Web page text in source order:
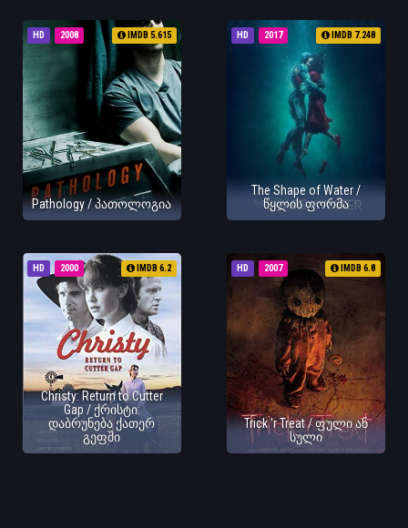
HD 2008 IMDB 5.615
Pathology / პათოლოგია
HD 2017 IMDB 7.248
The Shape of Water /
წყლის ფორმა
HD 2000 IMDB 6.2
Christy: Return to Cutter
Gap / ქრისტი:
დაბრუნება ქათერ
გეფში
HD 2007 IMDB 6.8
Trick 'r Treat / ფული ან
სული